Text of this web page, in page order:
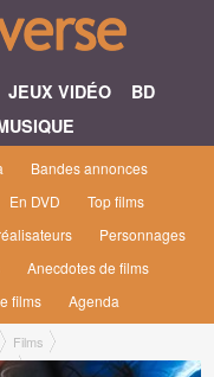
JEUX VIDÉO
BD
Bandes annonces
En DVD
Top films
Personnages
Anecdotes de films
films Agenda
Films